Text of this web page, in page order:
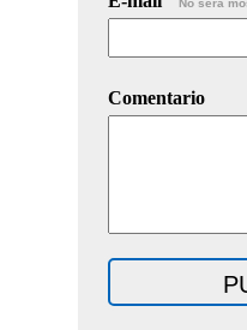
No será
Comentario